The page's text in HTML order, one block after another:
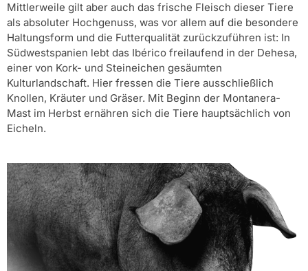
Mittlerweile gilt aber auch das frische Fleisch dieser Tiere
als absoluter Hochgenuss, was vor allem auf die besondere
Haltungsform und die Futterqualität zurückzuführen ist: In
Südwestspanien lebt das Ibérico freilaufend in der Dehesa,
einer von Kork- und Steineichen gesäumten
Kulturlandschaft. Hier fressen die Tiere ausschließlich
Knollen, Kräuter und Gräser. Mit Beginn der Montanera-
Mast im Herbst ernähren sich die Tiere hauptsächlich von
Eicheln.